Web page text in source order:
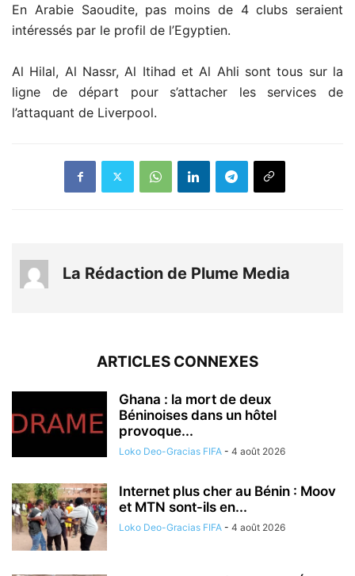
En Arabie Saoudite, pas moins de 4 clubs seraient
intéressés par le profil de l’Egyptien.
Al Hilal, Al Nassr, Al Itihad et Al Ahli sont tous sur la
ligne de départ pour s’attacher les services de
l’attaquant de Liverpool.
La Rédaction de Plume Media
ARTICLES CONNEXES
Ghana : la mort de deux
Béninoises dans un hôtel
provoque...
Loko Deo-Gracias FIFA - 4 août 2026
Internet plus cher au Bénin : Moov
et MTN sont-ils en...
Loko Deo-Gracias FIFA - 4 août 2026